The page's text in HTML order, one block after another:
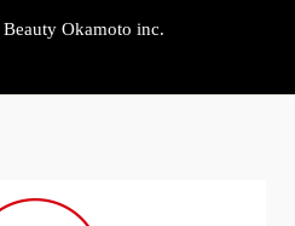
Okamoto inc.